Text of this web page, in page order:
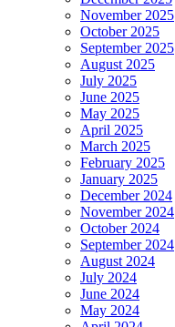
November 2025
October 2025
September 2025
August 2025
July 2025
June 2025
May 2025
April 2025
March 2025
February 2025
January 2025
December 2024
November 2024
October 2024
September 2024
August 2024
July 2024
June 2024
May 2024